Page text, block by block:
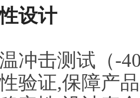
设计
冲击测试（-
验证,保障产